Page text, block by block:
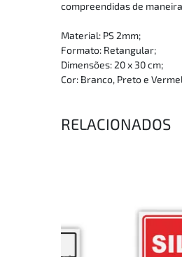
compreendidas de
Material: PS 2mm;
Formato: Retangular;
Dimensões: 20 x 30 cm;
Cor: Branco, Preto e
RELACIONADOS